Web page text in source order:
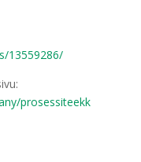
13559286/
prosessiteekk